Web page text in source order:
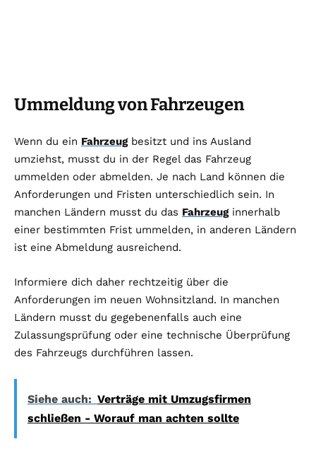
Ummeldung von Fahrzeugen
Wenn du ein Fahrzeugbesitzt und ins Ausland
umziehst, musst du in der Regel das Fahrzeug
ummelden oder abmelden. Je nach Land können die
Anforderungen und Fristen unterschiedlich sein. In
manchen Ländern musst du das Fahrzeuginnerhalb
einer bestimmten Frist ummelden, in anderen Ländern
ist eine Abmeldung ausreichend.
Informiere dich daher rechtzeitig über die
Anforderungen im neuen Wohnsitzland. In manchen
Ländern musst du gegebenenfalls auch eine
Zulassungsprüfung oder eine technische Überprüfung
des Fahrzeugs durchführen lassen.
Siehe auch: Verträge mit Umzugsfirmen
schließen - Worauf man achten sollte